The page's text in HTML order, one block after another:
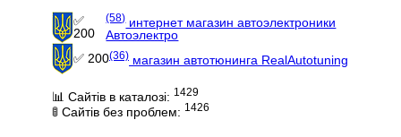
✅
200
(58)интернет магазин автоэлектроники
Автоэлектро
✅ 200(36) магазин автотюнинга RealAutotuning
📊 Сайтів в каталозі: 1429
🚦 Сайтів без проблем: 1426